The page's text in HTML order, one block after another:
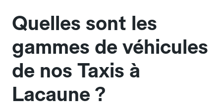
Quelles sont les
gammes de véhicules
de nos Taxis à
Lacaune ?